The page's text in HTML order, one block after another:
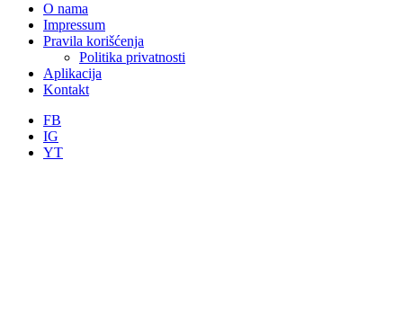
O nama
Impressum
Pravila korišćenja
Politika privatnosti
Aplikacija
Kontakt
FB
IG
YT